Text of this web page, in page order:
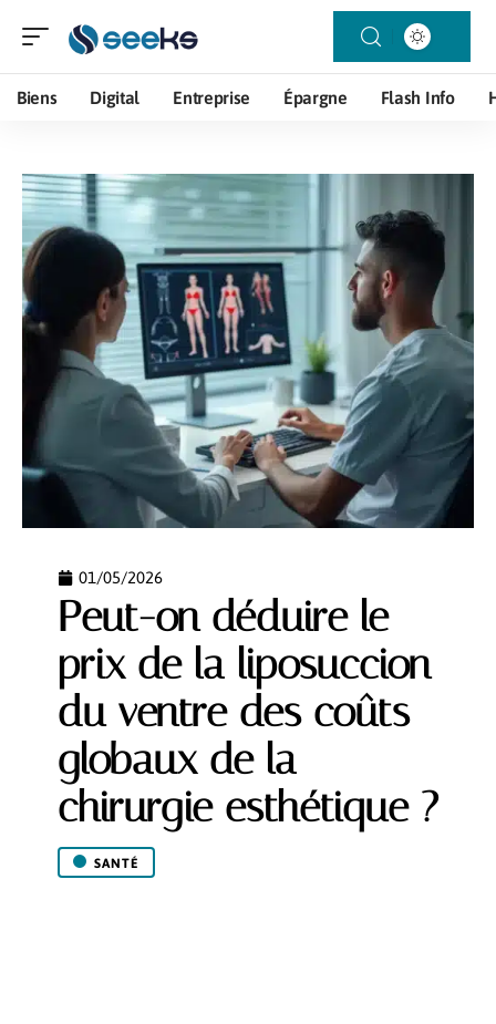
Biens Digital Entreprise Épargne Flash Info
01/05/2026
Peut-on déduire le
prix de la liposuccion
du ventre des coûts
globaux de la
chirurgie esthétique ?
SANTÉ